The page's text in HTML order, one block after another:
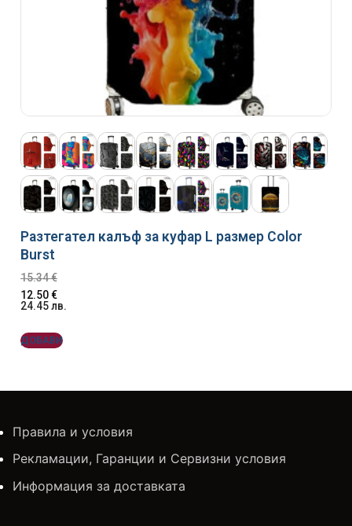
Разтегател калъф за куфар L размер Color
Burst
15.34€
12.50€
24.45лв.
ДОБАВИ
Правила и условия
Рекламации, Гаранции и Сервизни условия
Информация за доставката